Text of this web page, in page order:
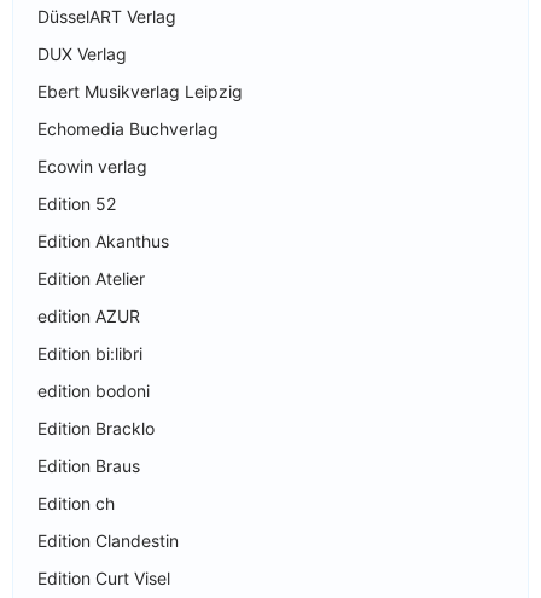
DüsselART Verlag
DUX Verlag
Ebert Musikverlag Leipzig
Echomedia Buchverlag
Ecowin verlag
Edition 52
Edition Akanthus
Edition Atelier
edition AZUR
Edition bi:libri
edition bodoni
Edition Bracklo
Edition Braus
Edition ch
Edition Clandestin
Edition Curt Visel